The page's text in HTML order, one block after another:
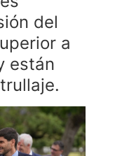
del
a
están